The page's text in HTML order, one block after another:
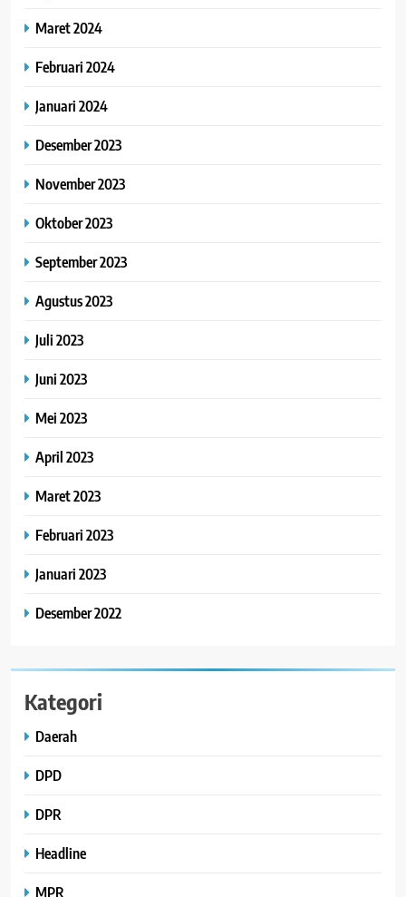
Maret 2024
Februari 2024
Januari 2024
Desember 2023
November 2023
Oktober 2023
September 2023
Agustus 2023
Juli 2023
Juni 2023
Mei 2023
April 2023
Maret 2023
Februari 2023
Januari 2023
Desember 2022
Kategori
Daerah
DPD
DPR
Headline
MPR